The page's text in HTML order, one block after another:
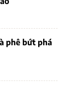
phê bứt phá